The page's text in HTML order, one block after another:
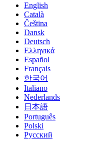
English
Català
Čeština
Dansk
Deutsch
Ελληνικά
Español
Français
한국어
Italiano
Nederlands
日本語
Português
Polski
Русский